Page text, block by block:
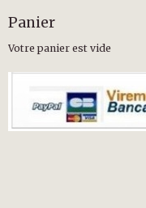
Panier
Votre panier est vide